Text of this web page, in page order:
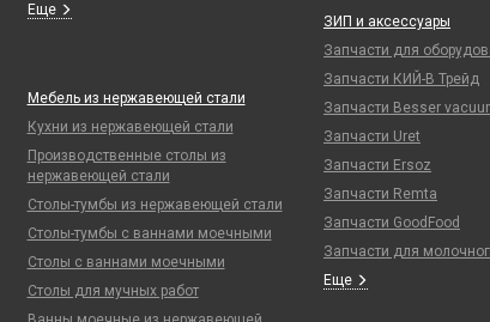
Еще
Мебель из нержавеющей стали
Кухни из нержавеющей стали
Производственные столы из
нержавеющей стали
Столы-тумбы из нержавеющей стали
Столы-тумбы с ваннами моечными
Столы с ваннами моечными
Столы для мучных работ
ЗИП и аксессуары
Запчасти для
Запчасти КИЙ-В Трейд
Запчасти Besser
Запчасти Uret
Запчасти Ersoz
Запчасти Remta
Запчасти GoodFood
Запчасти для
Еще